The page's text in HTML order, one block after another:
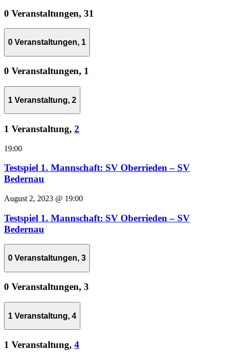
0 Veranstaltungen, 31
0 Veranstaltungen, 1
0 Veranstaltungen, 1
1 Veranstaltung, 2
1 Veranstaltung, 2
19:00
Testspiel 1. Mannschaft: SV Oberrieden – SV
Bedernau
August 2, 2023 @ 19:00
Testspiel 1. Mannschaft: SV Oberrieden – SV
Bedernau
0 Veranstaltungen, 3
0 Veranstaltungen, 3
1 Veranstaltung, 4
1 Veranstaltung, 4